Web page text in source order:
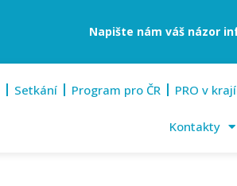
Napište nám váš názor
Setkání Program pro ČR PRO v
Kontakty